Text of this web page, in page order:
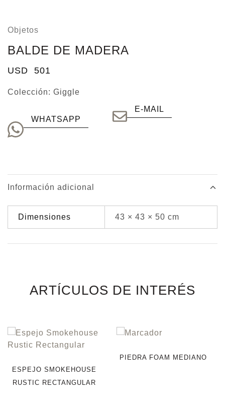
Objetos
BALDE DE MADERA
USD 501
Colección: Giggle
WHATSAPP
E-MAIL
Información adicional
Dimensiones 43 × 43 × 50 cm
ARTÍCULOS DE INTERÉS
ESPEJO SMOKEHOUSE
RUSTIC RECTANGULAR
PIEDRA FOAM MEDIANO